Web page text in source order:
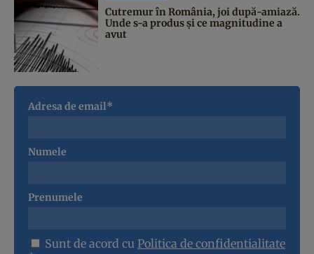
Cutremur în România, joi după-amiază.
Unde s-a produs și ce magnitudine a
avut
Adresa de email*
Numele
Prenumele
Sunt de acord cu Politica de confidentialitate